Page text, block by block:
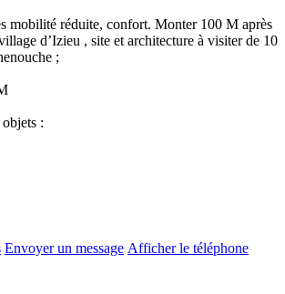
mobilité réduite, confort. Monter 100 M après
d’Izieu , site et architecture à visiter de 10
;
:
Envoyer un message Afficher le téléphone